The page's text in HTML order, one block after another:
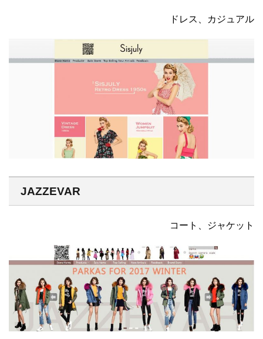
ドレス、カジュアル
JAZZEVAR
コート、ジャケット